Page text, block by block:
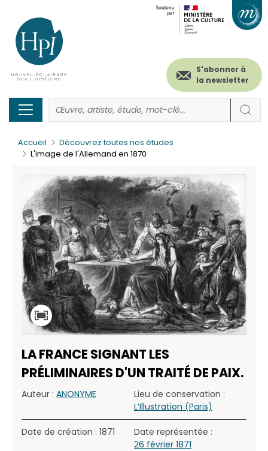
contenu
principal
Menu
secondaire
(header)
S'abonner à
la newsletter
Accueil
Découvrez toutes nos études
L'image de l'Allemand en 1870
LA FRANCE SIGNANT LES
PRÉLIMINAIRES D'UN TRAITÉ DE PAIX.
Auteur : ANONYME
Lieu de conservation :
L’Illustration (Paris)
Date de création : 1871
Date représentée :
26 février 1871